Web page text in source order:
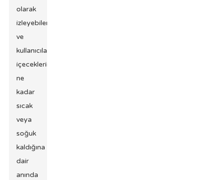
olarak
izleyebilen
ve
kullanıcılara
içeceklerinin
ne
kadar
sıcak
veya
soğuk
kaldığına
dair
anında